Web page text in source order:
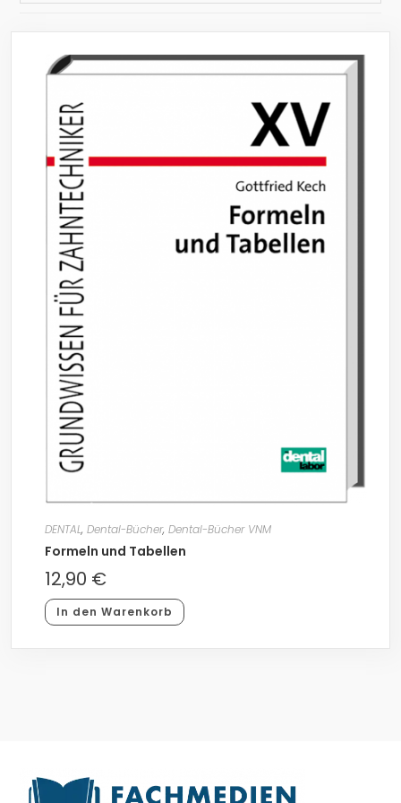
DENTAL, Dental-Bücher, Dental-Bücher VNM
Formeln und Tabellen
12,90 €
In den Warenkorb